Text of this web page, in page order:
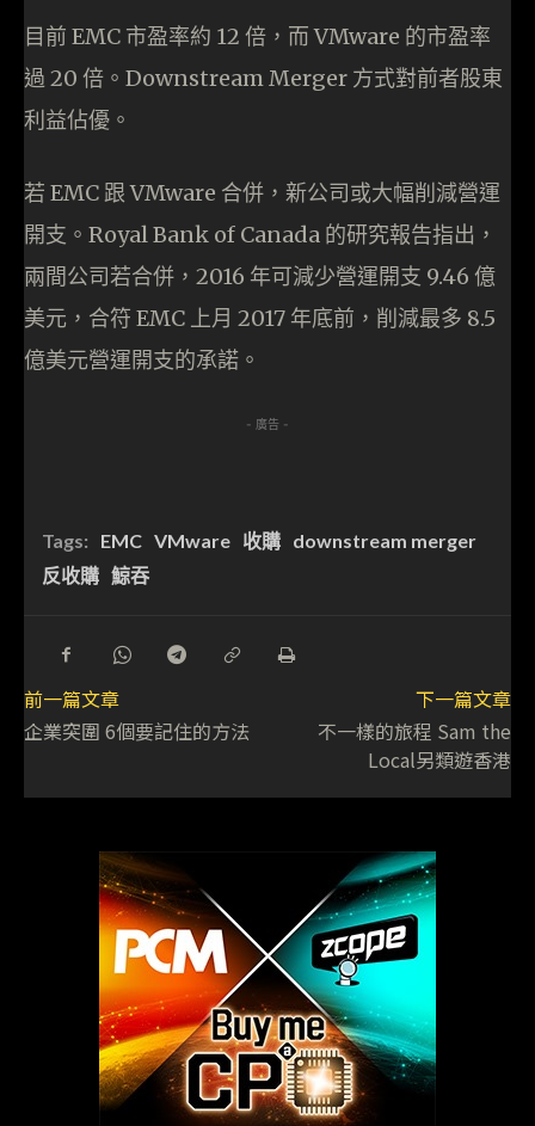
目前 EMC 市盈率約 12 倍，而 VMware 的市盈率
過 20 倍。Downstream Merger 方式對前者股東
利益佔優。
若 EMC 跟 VMware 合併，新公司或大幅削減營運
開支。Royal Bank of Canada 的研究報告指出，
兩間公司若合併，2016 年可減少營運開支 9.46 億
美元，合符 EMC 上月 2017 年底前，削減最多 8.5
億美元營運開支的承諾。
- 廣告 -
Tags: EMC VMware 收購 downstream merger
反收購 鯨吞
前一篇文章
企業突圍 6個要記住的方法
下一篇文章
不一樣的旅程 Sam the
Local另類遊香港